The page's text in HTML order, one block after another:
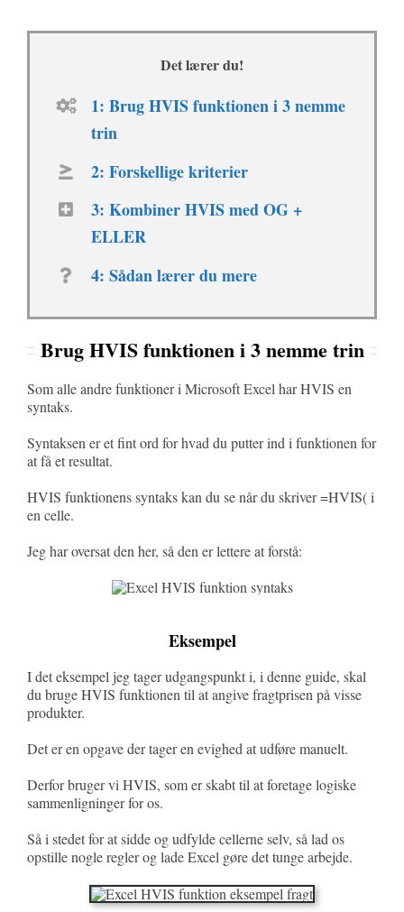
Det lærer du!
1: Brug HVIS funktionen i 3 nemme
trin
2: Forskellige kriterier
3: Kombiner HVIS med OG +
ELLER
4: Sådan lærer du mere
Brug HVIS funktionen i 3 nemme trin
Som alle andre funktioner i Microsoft Excel har HVIS en
syntaks.
Syntaksen er et fint ord for hvad du putter ind i funktionen for
at få et resultat.
HVIS funktionens syntaks kan du se når du skriver =HVIS( i
en celle.
Jeg har oversat den her, så den er lettere at forstå:
Eksempel
I det eksempel jeg tager udgangspunkt i, i denne guide, skal
du bruge HVIS funktionen til at angive fragtprisen på visse
produkter.
Det er en opgave der tager en evighed at udføre manuelt.
Derfor bruger vi HVIS, som er skabt til at foretage logiske
sammenligninger for os.
Så i stedet for at sidde og udfylde cellerne selv, så lad os
opstille nogle regler og lade Excel gøre det tunge arbejde.